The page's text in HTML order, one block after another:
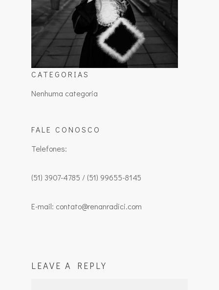
CATEGORIAS
Nenhuma categoria
FALE CONOSCO
Telefones:
(51) 3907-4785 / (51) 99655-8145
E-mail: contato@renanradici.com
LEAVE A REPLY